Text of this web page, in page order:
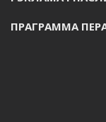
ПРАГРАММА